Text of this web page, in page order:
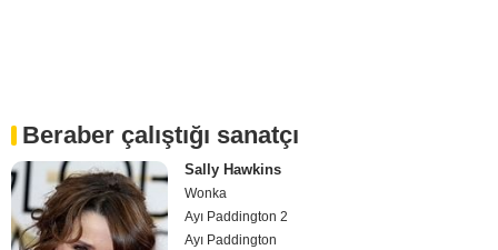
Beraber çalıştığı sanatçı
Sally Hawkins
Wonka
Ayı Paddington 2
Ayı Paddington